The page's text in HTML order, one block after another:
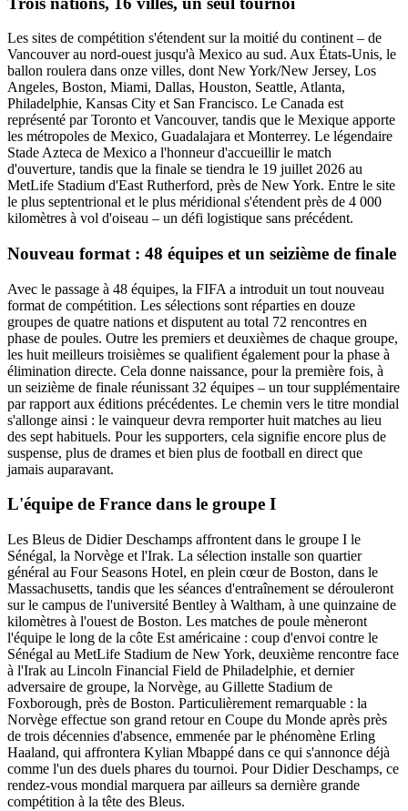
Les sites de compétition s'étendent sur la moitié du continent – de
Vancouver au nord-ouest jusqu'à Mexico au sud. Aux États-Unis, le
ballon roulera dans onze villes, dont New York/New Jersey, Los
Angeles, Boston, Miami, Dallas, Houston, Seattle, Atlanta,
Philadelphie, Kansas City et San Francisco. Le Canada est
représenté par Toronto et Vancouver, tandis que le Mexique apporte
les métropoles de Mexico, Guadalajara et Monterrey. Le légendaire
Stade Azteca de Mexico a l'honneur d'accueillir le match
d'ouverture, tandis que la finale se tiendra le 19 juillet 2026 au
MetLife Stadium d'East Rutherford, près de New York. Entre le site
le plus septentrional et le plus méridional s'étendent près de 4 000
kilomètres à vol d'oiseau – un défi logistique sans précédent.
Nouveau format : 48 équipes et un seizième de finale
Avec le passage à 48 équipes, la FIFA a introduit un tout nouveau
format de compétition. Les sélections sont réparties en douze
groupes de quatre nations et disputent au total 72 rencontres en
phase de poules. Outre les premiers et deuxièmes de chaque groupe,
les huit meilleurs troisièmes se qualifient également pour la phase à
élimination directe. Cela donne naissance, pour la première fois, à
un seizième de finale réunissant 32 équipes – un tour supplémentaire
par rapport aux éditions précédentes. Le chemin vers le titre mondial
s'allonge ainsi : le vainqueur devra remporter huit matches au lieu
des sept habituels. Pour les supporters, cela signifie encore plus de
suspense, plus de drames et bien plus de football en direct que
jamais auparavant.
L'équipe de France dans le groupe I
Les Bleus de Didier Deschamps affrontent dans le groupe I le
Sénégal, la Norvège et l'Irak. La sélection installe son quartier
général au Four Seasons Hotel, en plein cœur de Boston, dans le
Massachusetts, tandis que les séances d'entraînement se dérouleront
sur le campus de l'université Bentley à Waltham, à une quinzaine de
kilomètres à l'ouest de Boston. Les matches de poule mèneront
l'équipe le long de la côte Est américaine : coup d'envoi contre le
Sénégal au MetLife Stadium de New York, deuxième rencontre face
à l'Irak au Lincoln Financial Field de Philadelphie, et dernier
adversaire de groupe, la Norvège, au Gillette Stadium de
Foxborough, près de Boston. Particulièrement remarquable : la
Norvège effectue son grand retour en Coupe du Monde après près
de trois décennies d'absence, emmenée par le phénomène Erling
Haaland, qui affrontera Kylian Mbappé dans ce qui s'annonce déjà
comme l'un des duels phares du tournoi. Pour Didier Deschamps, ce
rendez-vous mondial marquera par ailleurs sa dernière grande
compétition à la tête des Bleus.